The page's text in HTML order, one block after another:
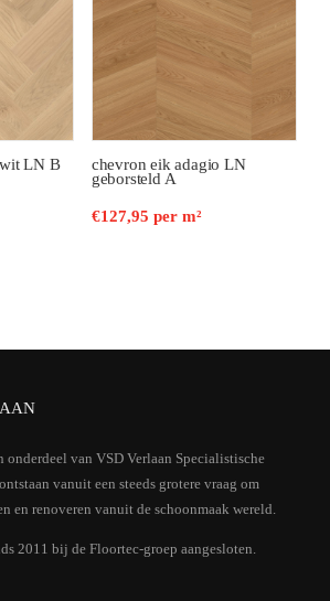
LN B
chevron eik adagio LN
geborsteld A
€127,95 per m²
onderdeel van VSD Verlaan Specialistische
vanuit een steeds grotere vraag om
en renoveren vanuit de schoonmaak wereld.
2011 bij de Floortec-groep aangesloten.